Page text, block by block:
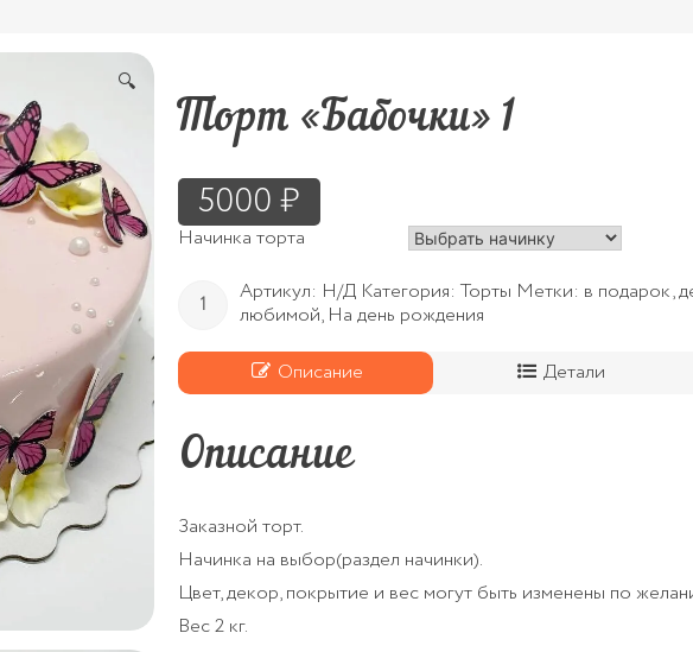
🔍
Торт «Бабочки» 1
5000₽
Начинка торта
Количество
Торт
1
Артикул: Н/Д Категория:Торты Метки: в подарок,
любимой, На день рождения
Описание Детали
Описание
Заказной торт.
Начинка на выбор(раздел начинки).
Цвет, декор, покрытие и вес могут быть изменены по
Вес 2 кг.